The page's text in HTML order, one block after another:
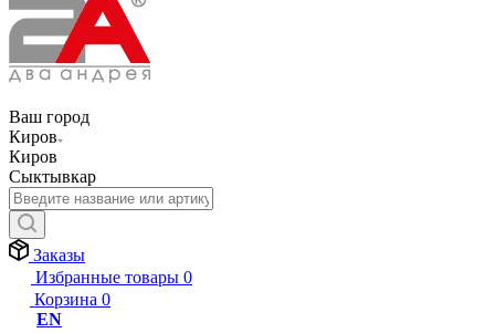
Ваш город
Киров
Киров
Сыктывкар
Заказы
Избранные товары 0
Корзина 0
EN